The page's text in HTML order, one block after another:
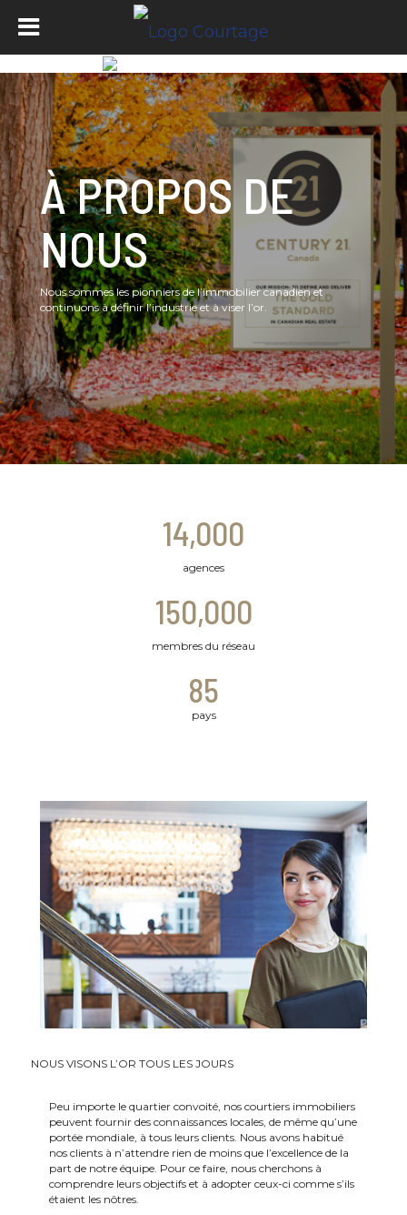
À PROPOS DE
NOUS
Nous sommes les pionniers de l’immobilier canadien et
continuons à définir l’industrie et à viser l’or.
14,000
agences
150,000
membres du réseau
85
pays
NOUS VISONS L’OR TOUS LES JOURS
Peu importe le quartier convoité, nos courtiers immobiliers
peuvent fournir des connaissances locales, de même qu’une
portée mondiale, à tous leurs clients. Nous avons habitué
nos clients à n’attendre rien de moins que l’excellence de la
part de notre équipe. Pour ce faire, nous cherchons à
comprendre leurs objectifs et à adopter ceux-ci comme s’ils
étaient les nôtres.